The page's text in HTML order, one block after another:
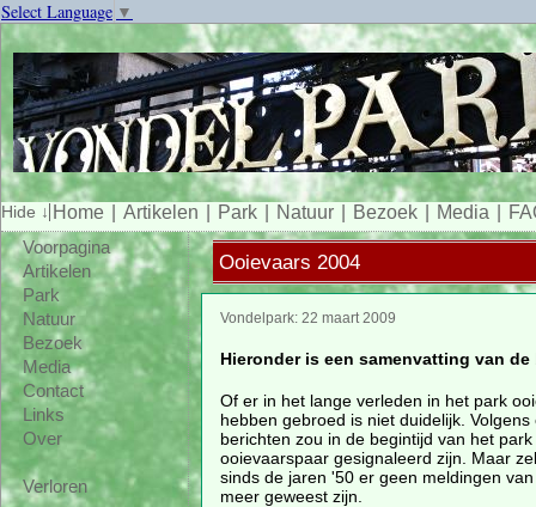
Select Language ▼
Home Artikelen Park Natuur Bezoek Media
Voorpagina
Artikelen
Park
Natuur
Bezoek
Media
Contact
Links
Over
Verloren
Ooievaars 2004
Vondelpark: 22 maart 2009
Hieronder is een samenvatting van
Of er in het lange verleden in het park
hebben gebroed is niet duidelijk. Volgens
berichten zou in de begintijd van het park
ooievaarspaar gesignaleerd zijn. Maar
sinds de jaren '50 er geen meldingen
meer geweest zijn.